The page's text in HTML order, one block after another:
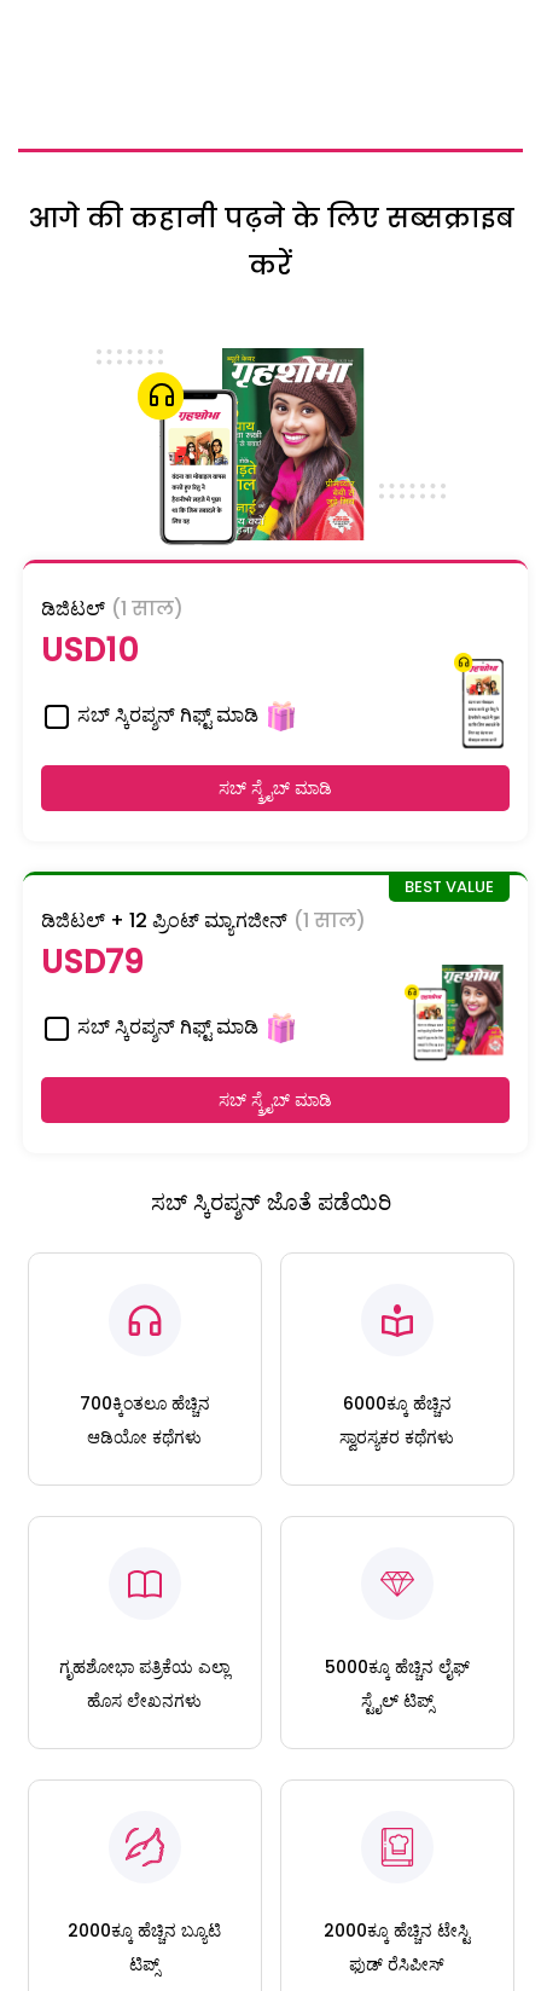
आगे की कहानी पढ़ने के लिए सब्सक्राइब
करें
ಡಿಜಿಟಲ್ (1 साल)
USD10
ಸಬ್ ಸ್ಕಿರಪ್ಶನ್ ಗಿಫ್ಟ್ ಮಾಡಿ
ಸಬ್ ಸ್ಕ್ರೈಬ್ ಮಾಡಿ
ಡಿಜಿಟಲ್ + 12 ಪ್ರಿಂಟ್ ಮ್ಯಾಗಜೀನ್ (1 साल)
USD79
ಸಬ್ ಸ್ಕಿರಪ್ಶನ್ ಗಿಫ್ಟ್ ಮಾಡಿ
ಸಬ್ ಸ್ಕ್ರೈಬ್ ಮಾಡಿ
ಸಬ್ ಸ್ಕಿರಪ್ಶನ್ ಜೊತೆ ಪಡೆಯಿರಿ
700ಕ್ಕಿಂತಲೂ ಹೆಚ್ಚಿನ
ಆಡಿಯೋ ಕಥೆಗಳು
6000ಕ್ಕೂ ಹೆಚ್ಚಿನ
ಸ್ವಾರಸ್ಯಕರ ಕಥೆಗಳು
ಗೃಹಶೋಭಾ ಪತ್ರಿಕೆಯ ಎಲ್ಲಾ
ಹೊಸ ಲೇಖನಗಳು
5000ಕ್ಕೂ ಹೆಚ್ಚಿನ ಲೈಫ್
ಸ್ಟೈಲ್ ಟಿಪ್ಸ್
2000ಕ್ಕೂ ಹೆಚ್ಚಿನ ಬ್ಯೂಟಿ
ಟಿಪ್ಸ್
2000ಕ್ಕೂ ಹೆಚ್ಚಿನ ಟೇಸ್ಟಿ
ಫುಡ್ ರೆಸಿಪೀಸ್